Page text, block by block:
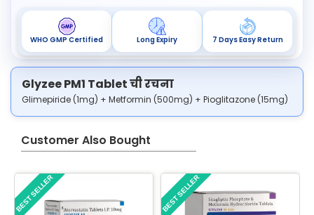
WHO GMP Certified Long Expiry 7 Days Easy Return
Glyzee PM1 Tablet ची रचना
Glimepiride (1mg) + Metformin (500mg) + Pioglitazone (15mg)
Customer Also Bought
BEST SELLER BEST SELLER